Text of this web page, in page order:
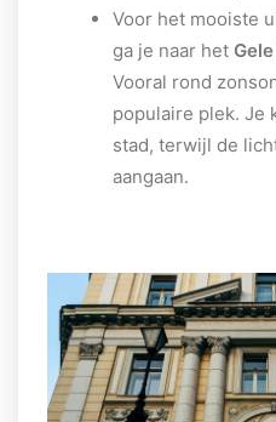
Voor het mooiste
ga je naar het
Vooral rond
populaire plek. Je
stad, terwijl de
aangaan.